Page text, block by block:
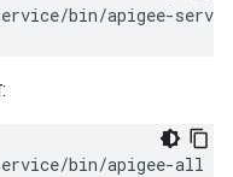
bin/apigee-
bin/apigee-all